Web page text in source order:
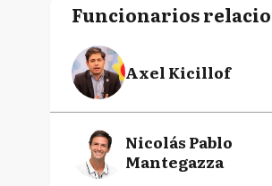
Funcionarios
Axel Kicillof
Nicolás Pablo
Mantegazza